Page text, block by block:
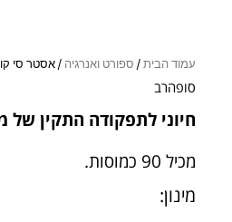
עמוד הבית/ ספורט ואנרגיה / אסטר סי
סופהרב
חיוני לתפקודה התקין של
מכיל 90 כמוסות.
מינון: